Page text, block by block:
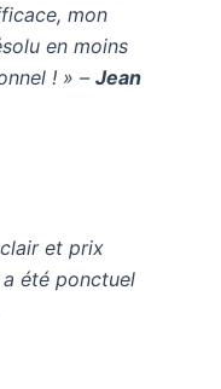
mon
en moins
! » –Jean
et prix
été ponctuel